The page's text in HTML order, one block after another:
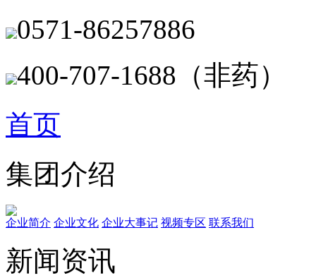
0571-86257886
400-707-1688（非药）
首页
集团介绍
企业简介 企业文化 企业⼤事记 视频专区 联系我们
新闻资讯